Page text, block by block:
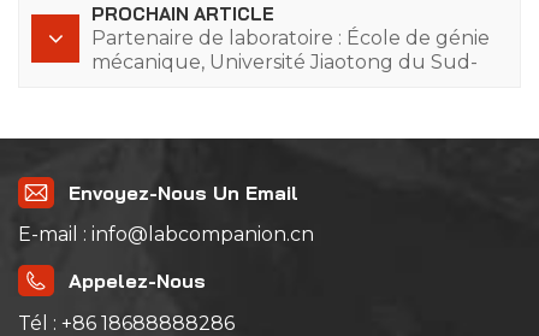
PROCHAIN ARTICLE
Partenaire de laboratoire : École de génie
mécanique, Université Jiaotong du Sud-
Envoyez-Nous Un Email
E-mail : info@labcompanion.cn
Appelez-Nous
Tél : +86 18688888286